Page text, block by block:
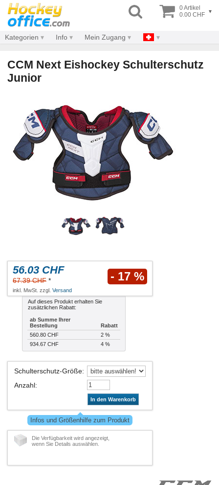
0 Artikel
0.00 CHF ▾
Kategorien Info Mein Zugang
CCM Next Eishockey Schulterschutz
Junior
56.03 CHF
67.39 CHF * - 17 %
inkl. MwSt. zzgl. Versand
Auf dieses Produkt erhalten Sie
zusätzlichen Rabatt:
ab Summe Ihrer
Bestellung
Rabatt
560.80 CHF
2 %
934.67 CHF
4 %
Schulterschutz-Größe:
Anzahl:
In den Warenkorb
Infos und Größenhilfe zum Produkt
Die Verfügbarkeit wird angezeigt,
wenn Sie Details auswählen.